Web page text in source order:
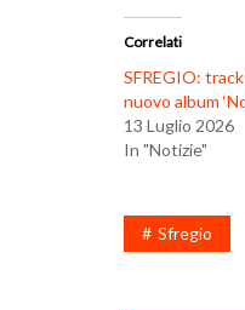
Correlati
SFREGIO:
nuovo album
13 Luglio 2026
In "Notizie"
Sfregio